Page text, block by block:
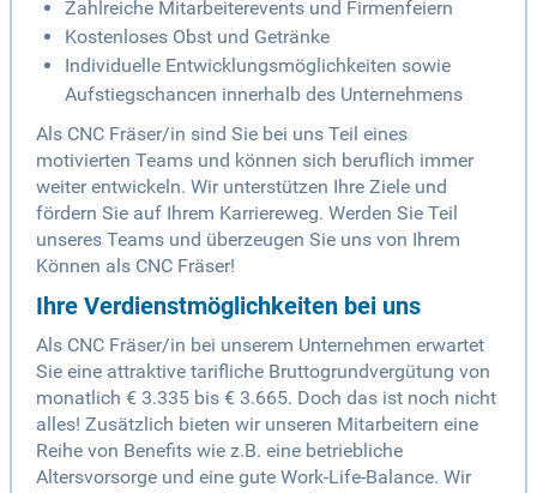
Zahlreiche Mitarbeiterevents und Firmenfeiern
Kostenloses Obst und Getränke
Individuelle Entwicklungsmöglichkeiten sowie
Aufstiegschancen innerhalb des Unternehmens
Als CNC Fräser/in sind Sie bei uns Teil eines
motivierten Teams und können sich beruflich immer
weiter entwickeln. Wir unterstützen Ihre Ziele und
fördern Sie auf Ihrem Karriereweg. Werden Sie Teil
unseres Teams und überzeugen Sie uns von Ihrem
Können als CNC Fräser!
Ihre Verdienstmöglichkeiten bei uns
Als CNC Fräser/in bei unserem Unternehmen erwartet
Sie eine attraktive tarifliche Bruttogrundvergütung von
monatlich € 3.335 bis € 3.665. Doch das ist noch nicht
alles! Zusätzlich bieten wir unseren Mitarbeitern eine
Reihe von Benefits wie z.B. eine betriebliche
Altersvorsorge und eine gute Work-Life-Balance. Wir